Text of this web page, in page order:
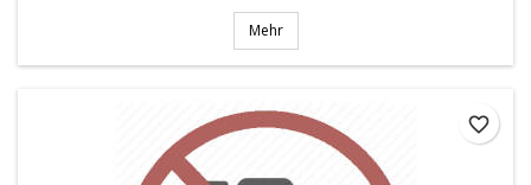
Mehr
favorite_border